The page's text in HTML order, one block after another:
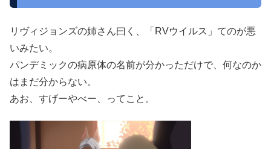
リヴィジョンズの姉さん曰く、「RVウイルス」てのが悪
いみたい。
パンデミックの病原体の名前が分かっただけで、何なのか
はまだ分からない。
あお、すげーやべー、ってこと。